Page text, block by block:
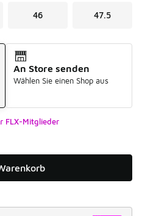
46 47.5
An Store senden
Wählen Sie einen Shop aus
FLX-Mitglieder